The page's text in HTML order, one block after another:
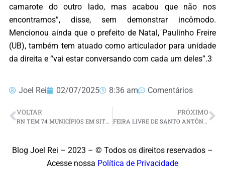
camarote do outro lado, mas acabou que não nos
encontramos”, disse, sem demonstrar incômodo.
Mencionou ainda que o prefeito de Natal, Paulinho Freire
(UB), também tem atuado como articulador para unidade
da direita e “vai estar conversando com cada um deles”.3
Joel Rei 02/07/2025 8:36 am Comentários
VOLTAR PRÓXIMO
FEIRA LIVRE DE SANTO ANTÔNIO SERÁ ANTECIPADA PARA SEXTA-FEIRA (4) DEVIDO AO FERIADO MUNICIPAL
Blog Joel Rei – 2023 – © Todos os direitos reservados –
Acesse nossa Política de Privacidade